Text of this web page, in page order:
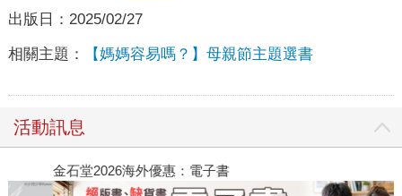
出版日： 2025/02/27
相關主題： 【媽媽容易嗎？】母親節主題選書
活動訊息
金石堂2026海外優惠：電子書